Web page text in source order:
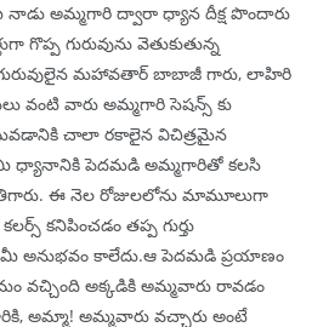
నాడు అమ్మగారి ద్వారా ధ్యాన దీక్ష పొందారు
గొప్ప గురువును వెతుకుతున్న
మహావతార్ బాబాజీ గారు, లాహిరి
వంటి వారు అమ్మగారి సెషన్స్ కు
చాలా రకాలైన విచిత్రమైన
ధ్యానానికి పెదమడి అమ్మగారితో కలసి
ఈ నెల రోజులలోను మామూలుగా
కనిపించడం తప్ప గుర్తు
అనుభవం కాలేదు.ఆ పెదమడి ప్రయాణం
వచ్చింది అక్కడికి అమ్మవారు రావడం
అమ్మా! అమ్మవారు వచ్చారు అంటే